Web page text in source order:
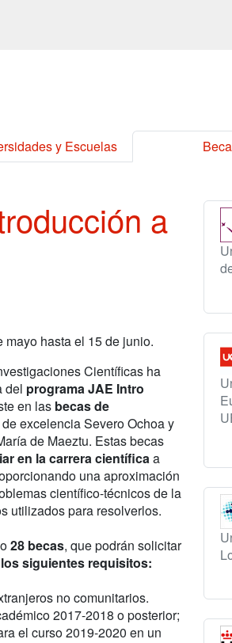
y Escuelas
a
hasta el 15 de junio.
Científicas ha
del programa JAE Intro
en las becas de
excelencia Severo Ochoa y
de Maeztu. Estas becas
en la carrera científicaa
una aproximación
científico-técnicos de la
utilizados para resolverlos.
28 becas, que podrán solicitar
los siguientes requisitos:
no comunitarios.
2017-2018 o posterior;
el curso 2019-2020 en un